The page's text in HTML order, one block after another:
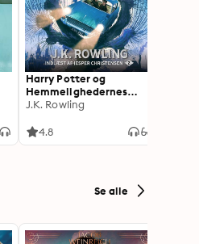
Harry Potter og
Hemmelighedernes
Kammer
J.K. Rowling
4.8
Se alle